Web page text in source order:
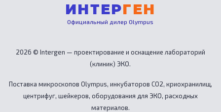
ИНТЕРГЕН
Официальный дилер Olympus
2026 © Intergen — проектирование и оснащение лабораторий
(клиник) ЭКО.
Поставка микроскопов Olympus, инкубаторов CO2, криохранилищ,
центрифуг, шейкеров, оборудования для ЭКО, расходных
материалов.